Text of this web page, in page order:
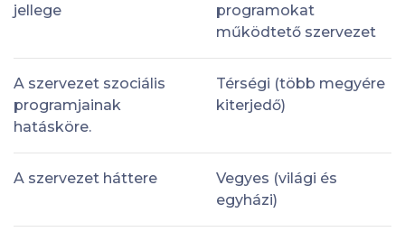
jellege
programokat
működtető szervezet
A szervezet szociális
programjainak
hatásköre.
Térségi (több megyére
kiterjedő)
A szervezet háttere
Vegyes (világi és
egyházi)